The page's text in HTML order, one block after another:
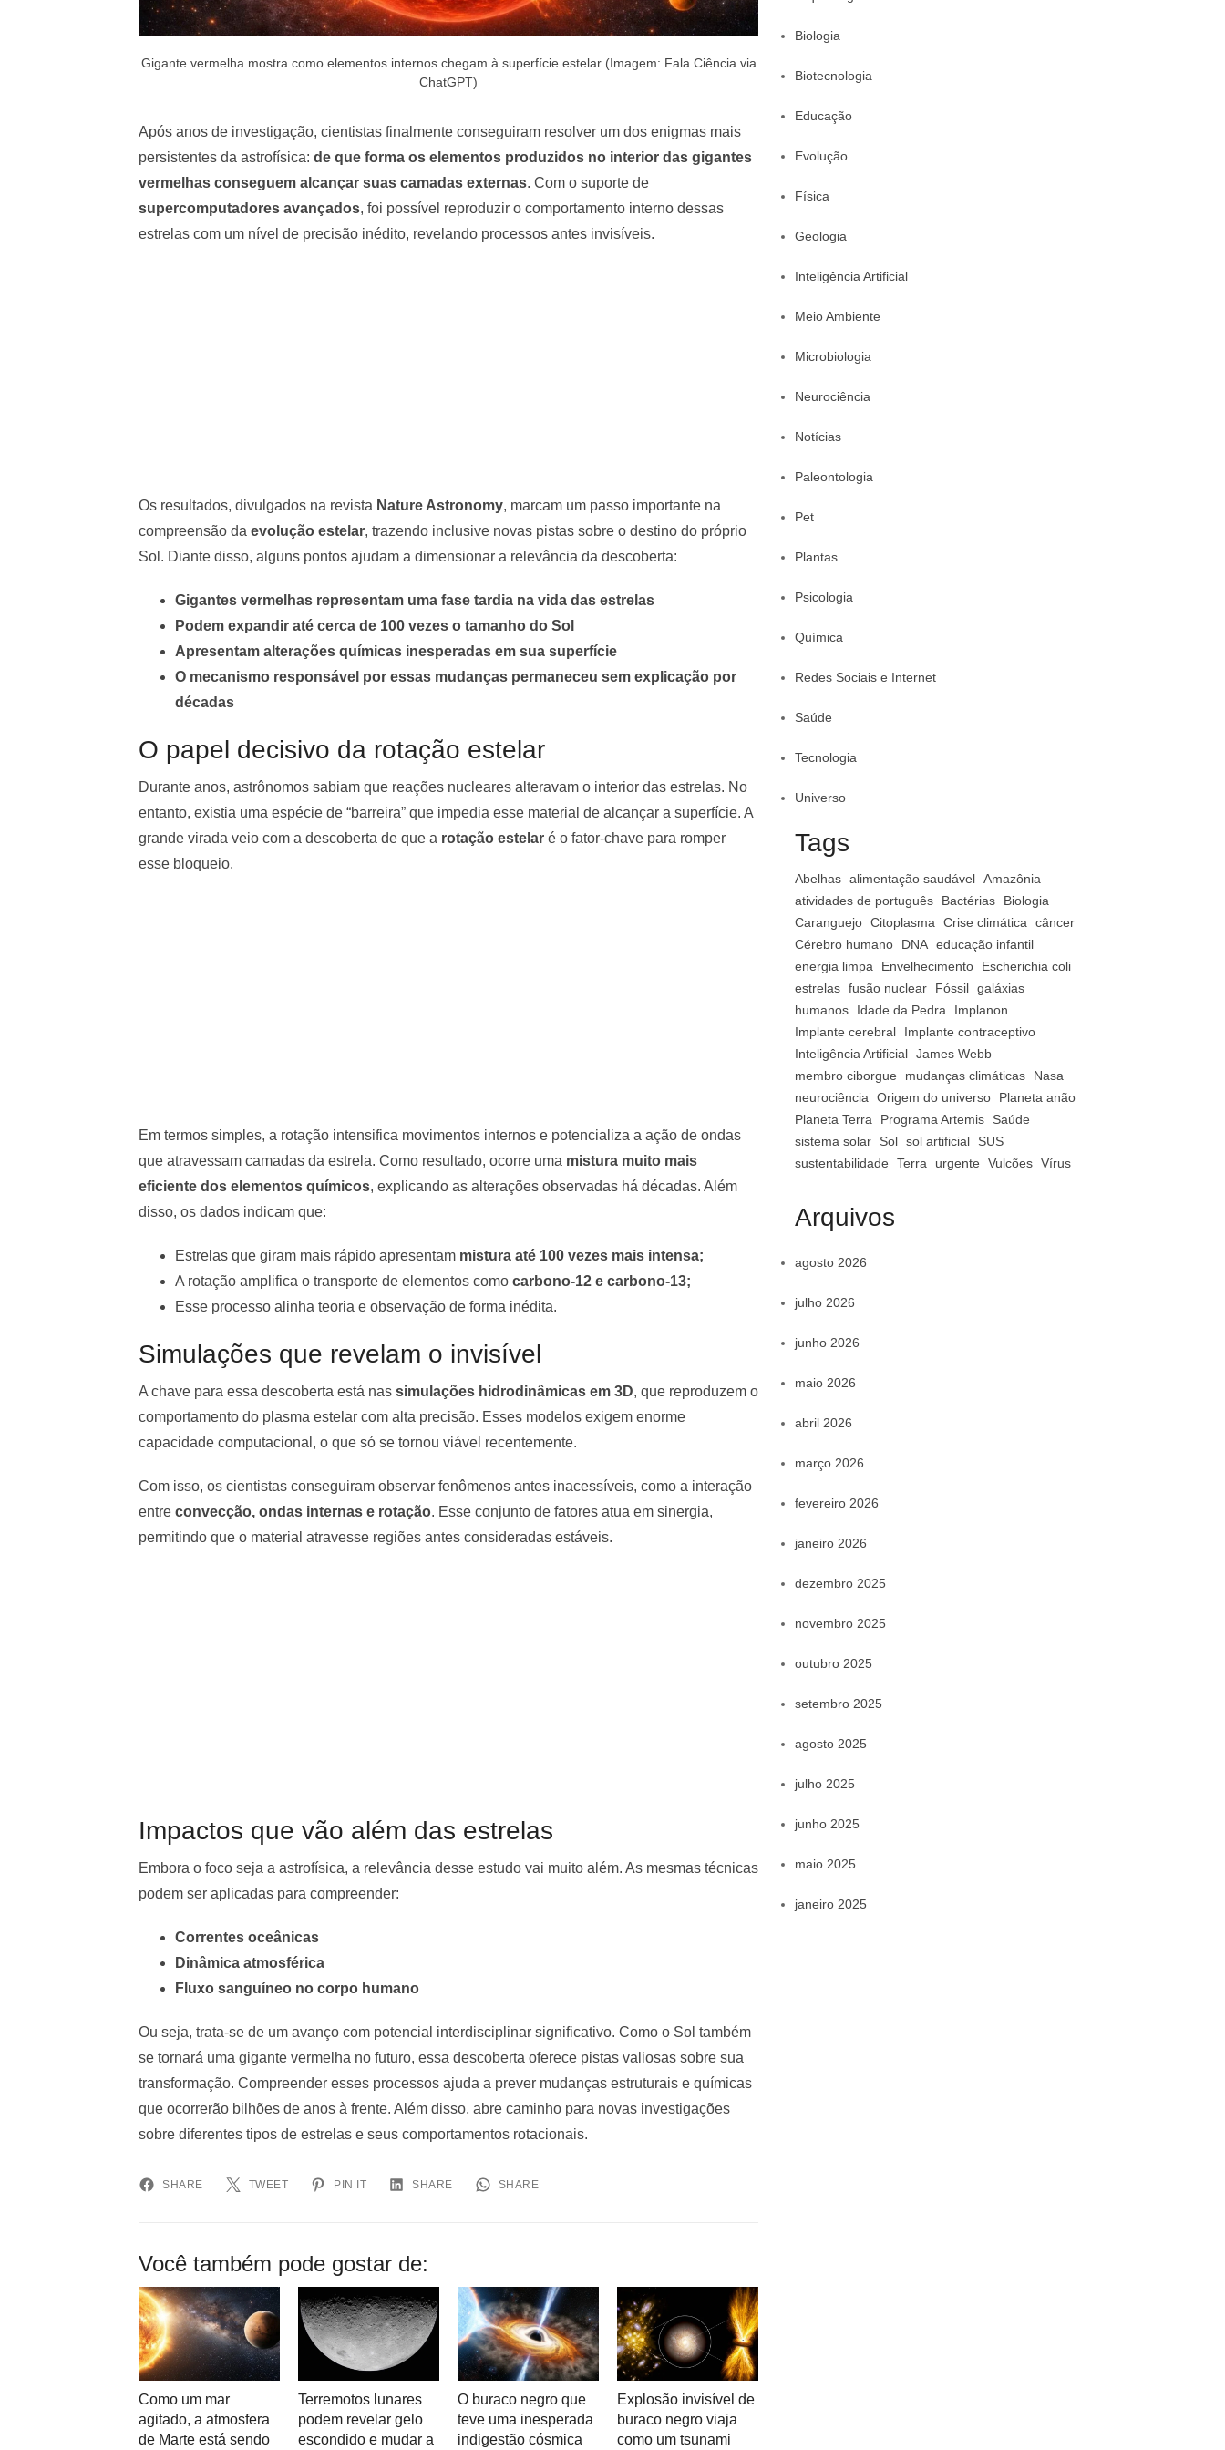
Gigante vermelha mostra como elementos internos chegam à superfície estelar (Imagem: Fala Ciência via
ChatGPT)
Após anos de investigação, cientistas finalmente conseguiram resolver um dos enigmas mais
persistentes da astrofísica: de que forma os elementos produzidos no interior das gigantes
vermelhas conseguem alcançar suas camadas externas. Com o suporte de
supercomputadores avançados, foi possível reproduzir o comportamento interno dessas
estrelas com um nível de precisão inédito, revelando processos antes invisíveis.
Os resultados, divulgados na revista Nature Astronomy, marcam um passo importante na
compreensão da evolução estelar, trazendo inclusive novas pistas sobre o destino do próprio
Sol. Diante disso, alguns pontos ajudam a dimensionar a relevância da descoberta:
Gigantes vermelhas representam uma fase tardia na vida das estrelas
Podem expandir até cerca de 100 vezes o tamanho do Sol
Apresentam alterações químicas inesperadas em sua superfície
O mecanismo responsável por essas mudanças permaneceu sem explicação por
décadas
O papel decisivo da rotação estelar
Durante anos, astrônomos sabiam que reações nucleares alteravam o interior das estrelas. No
entanto, existia uma espécie de “barreira” que impedia esse material de alcançar a superfície. A
grande virada veio com a descoberta de que a rotação estelar é o fator-chave para romper
esse bloqueio.
Em termos simples, a rotação intensifica movimentos internos e potencializa a ação de ondas
que atravessam camadas da estrela. Como resultado, ocorre uma mistura muito mais
eficiente dos elementos químicos, explicando as alterações observadas há décadas. Além
disso, os dados indicam que:
Estrelas que giram mais rápido apresentam mistura até 100 vezes mais intensa;
A rotação amplifica o transporte de elementos como carbono-12 e carbono-13;
Esse processo alinha teoria e observação de forma inédita.
Simulações que revelam o invisível
A chave para essa descoberta está nas simulações hidrodinâmicas em 3D, que reproduzem o
comportamento do plasma estelar com alta precisão. Esses modelos exigem enorme
capacidade computacional, o que só se tornou viável recentemente.
Com isso, os cientistas conseguiram observar fenômenos antes inacessíveis, como a interação
entre convecção, ondas internas e rotação. Esse conjunto de fatores atua em sinergia,
permitindo que o material atravesse regiões antes consideradas estáveis.
Impactos que vão além das estrelas
Embora o foco seja a astrofísica, a relevância desse estudo vai muito além. As mesmas técnicas
podem ser aplicadas para compreender:
Correntes oceânicas
Dinâmica atmosférica
Fluxo sanguíneo no corpo humano
Ou seja, trata-se de um avanço com potencial interdisciplinar significativo. Como o Sol também
se tornará uma gigante vermelha no futuro, essa descoberta oferece pistas valiosas sobre sua
transformação. Compreender esses processos ajuda a prever mudanças estruturais e químicas
que ocorrerão bilhões de anos à frente. Além disso, abre caminho para novas investigações
sobre diferentes tipos de estrelas e seus comportamentos rotacionais.
SHARE TWEET PIN IT SHARE SHARE
Você também pode gostar de:
Como um mar
agitado, a atmosfera
de Marte está sendo
Terremotos lunares
podem revelar gelo
escondido e mudar a
O buraco negro que
teve uma inesperada
indigestão cósmica
Explosão invisível de
buraco negro viaja
como um tsunami
Biologia
Biotecnologia
Educação
Evolução
Física
Geologia
Inteligência Artificial
Meio Ambiente
Microbiologia
Neurociência
Notícias
Paleontologia
Pet
Plantas
Psicologia
Química
Redes Sociais e Internet
Saúde
Tecnologia
Universo
Tags
Abelhas alimentação saudável Amazônia
atividades de português
Bactérias
Biologia
Caranguejo Citoplasma Crise climática
câncer
Cérebro humano
DNA educação infantil
energia limpa
Envelhecimento
Escherichia coli
estrelas fusão nuclear Fóssil galáxias
humanos
Idade da Pedra
Implanon
Implante cerebral
Implante contraceptivo
Inteligência Artificial James Webb
membro ciborgue
mudanças climáticas
Nasa
neurociência
Origem do universo
Planeta anão
Planeta Terra
Programa Artemis
Saúde
sistema solar
Sol sol artificial
SUS
sustentabilidade
Terra urgente Vulcões Vírus
Arquivos
agosto 2026
julho 2026
junho 2026
maio 2026
abril 2026
março 2026
fevereiro 2026
janeiro 2026
dezembro 2025
novembro 2025
outubro 2025
setembro 2025
agosto 2025
julho 2025
junho 2025
maio 2025
janeiro 2025